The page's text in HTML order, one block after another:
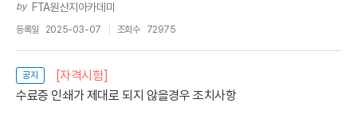
by FTA원산지아카데미
등록일 2025-03-07 조회수 72975
공지
[자격시험]
수료증 인쇄가 제대로 되지 않을경우 조치사항